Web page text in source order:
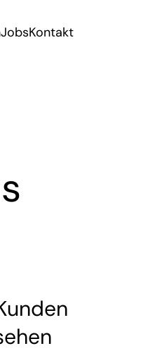
JobsKontakt